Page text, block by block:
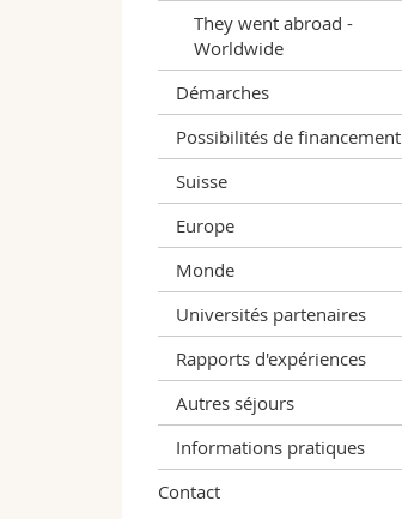
They went abroad -
Worldwide
Démarches
Possibilités de financement
Suisse
Europe
Monde
Universités partenaires
Rapports d'expériences
Autres séjours
Informations pratiques
Contact